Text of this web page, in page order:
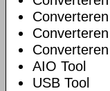
AIO Tool
USB Tool